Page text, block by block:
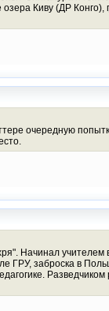
Киву (ДР
очередную
Начинал учителем
заброска в
Разведчиком